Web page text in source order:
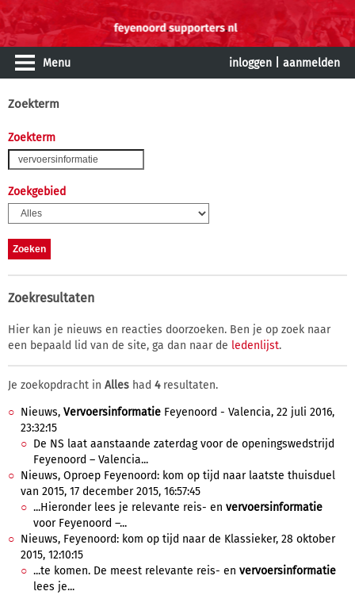
Menu inloggen aanmelden
Zoekterm
Zoekterm
Zoekgebied
Zoekresultaten
Hier kan je nieuws en reacties doorzoeken. Ben je op zoek naar
een bepaald lid van de site, ga dan naar de ledenlijst.
Je zoekopdracht in Alles had 4resultaten.
Nieuws, Vervoersinformatie Feyenoord - Valencia, 22 juli 2016,
23:32:15
De NS laat aanstaande zaterdag voor de openingswedstrijd
Feyenoord – Valencia...
Nieuws, Oproep Feyenoord: kom op tijd naar laatste thuisduel
van 2015, 17 december 2015, 16:57:45
...Hieronder lees je relevante reis- en vervoersinformatie
voor Feyenoord –...
Nieuws, Feyenoord: kom op tijd naar de Klassieker, 28 oktober
2015, 12:10:15
...te komen. De meest relevante reis- en vervoersinformatie
lees je...